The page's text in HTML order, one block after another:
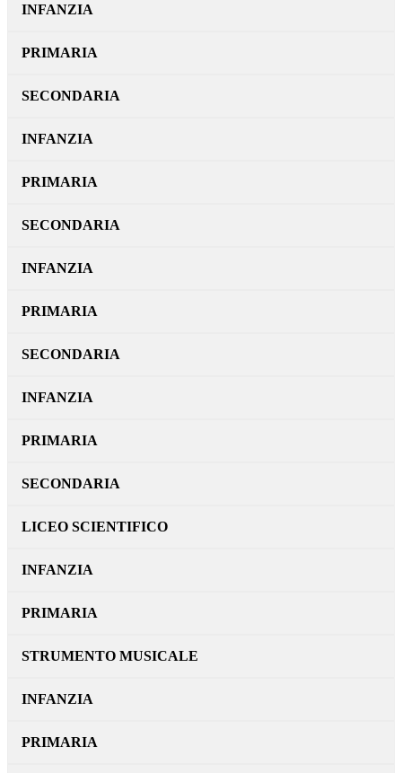
INFANZIA
PRIMARIA
SECONDARIA
INFANZIA
PRIMARIA
SECONDARIA
INFANZIA
PRIMARIA
SECONDARIA
INFANZIA
PRIMARIA
SECONDARIA
LICEO SCIENTIFICO
INFANZIA
PRIMARIA
STRUMENTO MUSICALE
INFANZIA
PRIMARIA